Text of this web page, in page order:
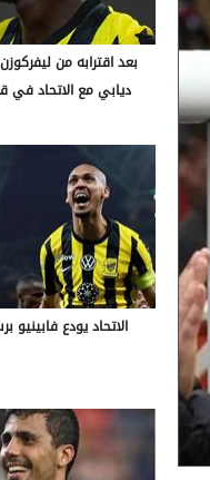
بعد اقترابه من
ديابي مع الاتحاد في
الاتحاد يودع فابينيو